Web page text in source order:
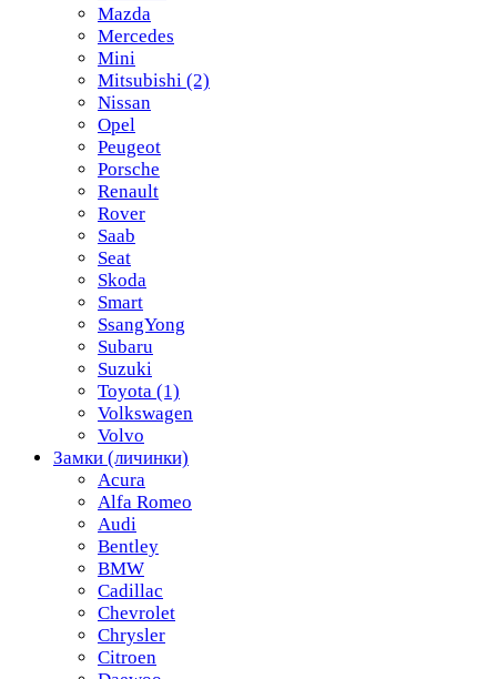
Mazda
Mercedes
Mini
Mitsubishi (2)
Nissan
Opel
Peugeot
Porsche
Renault
Rover
Saab
Seat
Skoda
Smart
SsangYong
Subaru
Suzuki
Toyota (1)
Volkswagen
Volvo
Замки (личинки)
Acura
Alfa Romeo
Audi
Bentley
BMW
Cadillac
Chevrolet
Chrysler
Citroen